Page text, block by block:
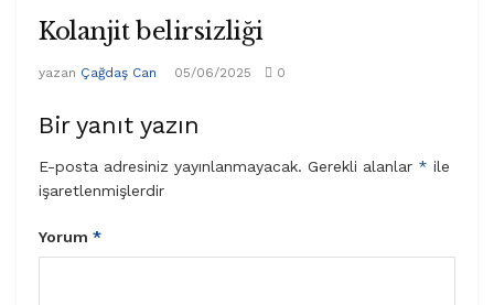
Kolanjit belirsizliği
yazan Çağdaş Can 05/06/2025 0
Bir yanıt yazın
E-posta adresiniz yayınlanmayacak. Gerekli alanlar * ile
işaretlenmişlerdir
Yorum *